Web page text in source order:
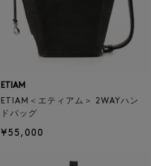
ETIAM
ETIAM＜エティアム＞ 2WAYハン
ドバッグ
¥55,000